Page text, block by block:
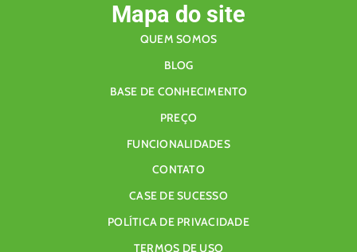
Mapa do site
QUEM SOMOS
BLOG
BASE DE CONHECIMENTO
PREÇO
FUNCIONALIDADES
CONTATO
CASE DE SUCESSO
POLÍTICA DE PRIVACIDADE
TERMOS DE USO